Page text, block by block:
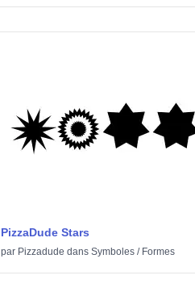
PizzaDude Stars
par Pizzadude dans Symboles / Formes